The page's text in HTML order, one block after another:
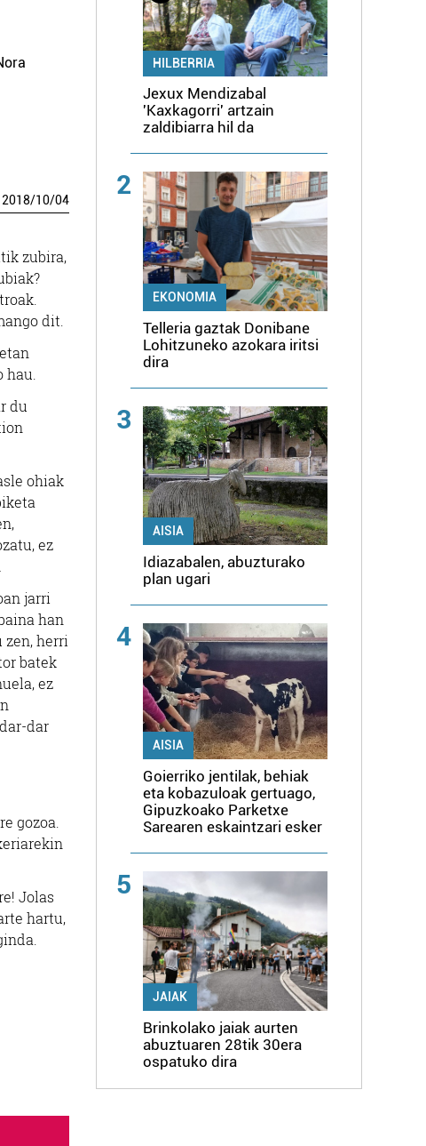
2018/10/04
zubira,
dit.
du
ohiak
ez
jarri
han
herri
batek
ez
dar
gozoa.
Jolas
hartu,
HILBERRIA
Jexux Mendizabal
'Kaxkagorri' artzain
zaldibiarra hil da
2
EKONOMIA
Telleria gaztak Donibane
Lohitzuneko azokara iritsi
dira
3
AISIA
Idiazabalen, abuzturako
plan ugari
4
AISIA
Goierriko jentilak, behiak
eta kobazuloak gertuago,
Gipuzkoako Parketxe
Sarearen eskaintzari esker
5
JAIAK
Brinkolako jaiak aurten
abuztuaren 28tik 30era
ospatuko dira